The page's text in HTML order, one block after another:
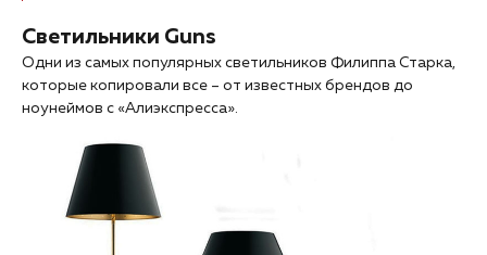
Светильники Guns
Одни из самых популярных светильников Филиппа Старка,
которые копировали все – от известных брендов до
ноунеймов с «Алиэкспресса».